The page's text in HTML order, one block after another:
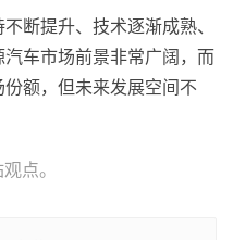
断提升、技术逐渐成熟、
车市场前景非常广阔，而
额，但未来发展空间不
点。